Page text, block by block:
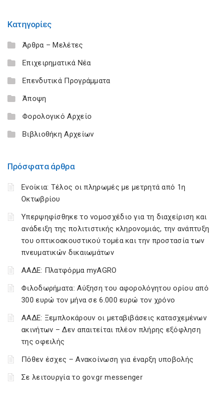
Κατηγορίες
Άρθρα – Μελέτες
Επιχειρηματικά Νέα
Επενδυτικά Προγράμματα
Άποψη
Φορολογικό Αρχείο
Βιβλιοθήκη Αρχείων
Πρόσφατα άρθρα
Ενοίκια: Τέλος οι πληρωμές με μετρητά από 1η
Οκτωβρίου
Υπερψηφίσθηκε το νομοσχέδιο για τη διαχείριση και
ανάδειξη της πολιτιστικής κληρονομιάς, την ανάπτυξη
του οπτικοακουστικού τομέα και την προστασία των
πνευματικών δικαιωμάτων
ΑΑΔΕ: Πλατφόρμα myAGRO
Φιλοδωρήματα: Αύξηση του αφορολόγητου ορίου από
300 ευρώ τον μήνα σε 6.000 ευρώ τον χρόνο
ΑΑΔΕ: Ξεμπλοκάρουν οι μεταβιβάσεις κατασχεμένων
ακινήτων – Δεν απαιτείται πλέον πλήρης εξόφληση
της οφειλής
Πόθεν έσχες – Ανακοίνωση για έναρξη υποβολής
Σε λειτουργία το gov.gr messenger